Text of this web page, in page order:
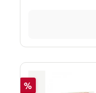
Rabatt
%